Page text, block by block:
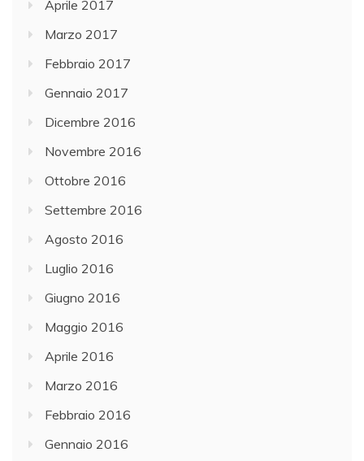
Aprile 2017
Marzo 2017
Febbraio 2017
Gennaio 2017
Dicembre 2016
Novembre 2016
Ottobre 2016
Settembre 2016
Agosto 2016
Luglio 2016
Giugno 2016
Maggio 2016
Aprile 2016
Marzo 2016
Febbraio 2016
Gennaio 2016